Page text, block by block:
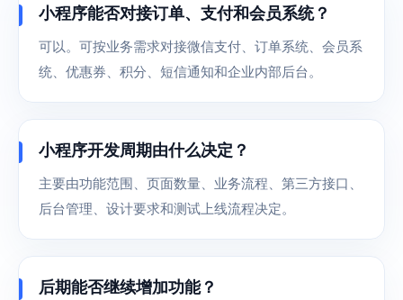
小程序能否对接订单、支付和会员系统？
可以。可按业务需求对接微信支付、订单系统、会员系
统、优惠券、积分、短信通知和企业内部后台。
小程序开发周期由什么决定？
主要由功能范围、页面数量、业务流程、第三方接口、
后台管理、设计要求和测试上线流程决定。
后期能否继续增加功能？